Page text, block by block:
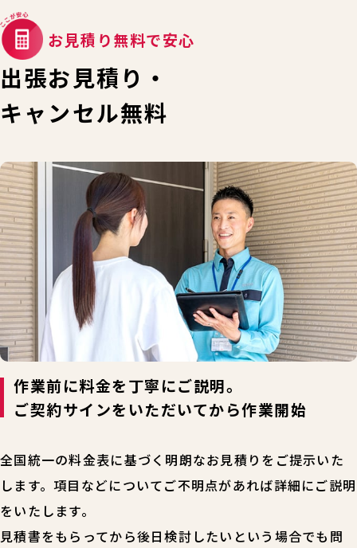
お見積り無料で安心
出張お見積り・
キャンセル無料
作業前に料金を丁寧にご説明。
ご契約サインをいただいてから作業開始
全国統一の料金表に基づく明朗なお見積りをご提示いた
します。項目などについてご不明点があれば詳細にご説明
をいたします。
見積書をもらってから後日検討したいという場合でも問